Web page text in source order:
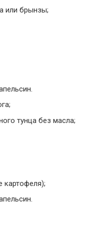
или брынзы;
тунца без масла;